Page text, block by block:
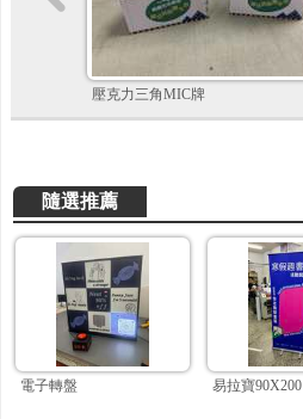
壓克力三角MIC牌
隨選推薦
電子轉盤 易拉寶90X200